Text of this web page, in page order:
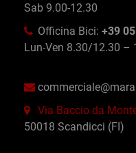
Sab 9.00-12.30
Officina Bici: +39
Lun-Ven 8.30/12.30 –
Via Baccio da
50018 Scandicci (FI)